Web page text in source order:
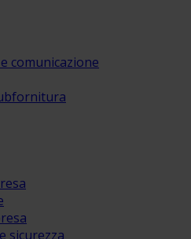
comunicazione
sicurezza